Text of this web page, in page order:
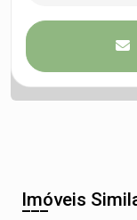
Imóveis